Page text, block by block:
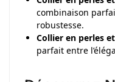
combinaison
robustesse.
Collier en perles
parfait entre